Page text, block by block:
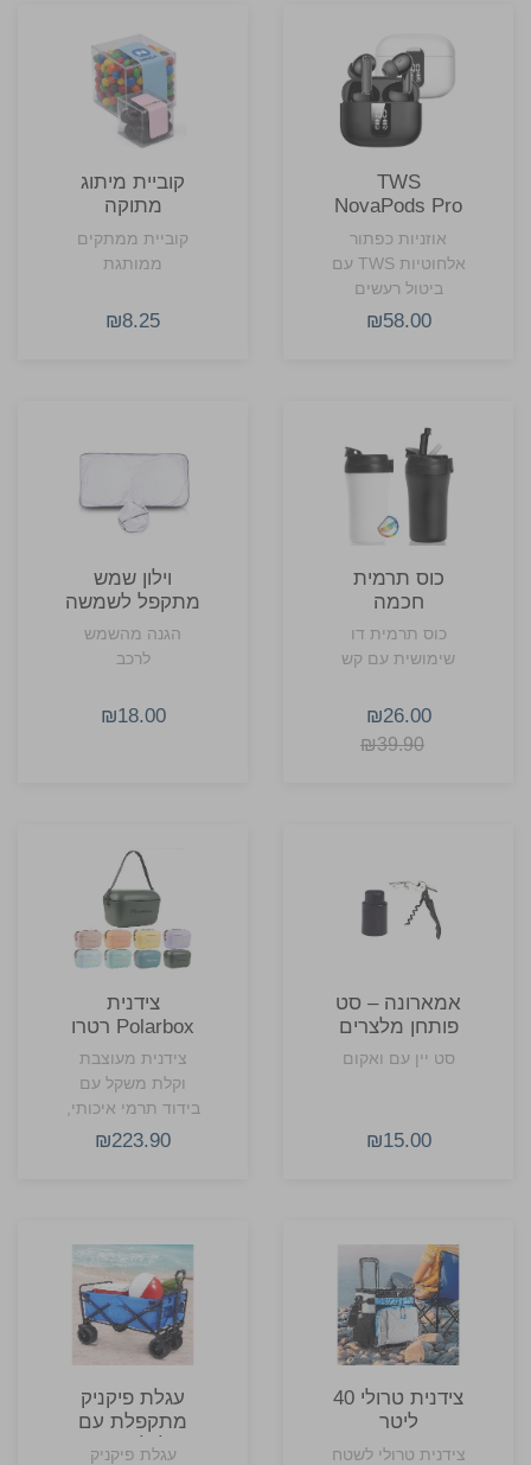
TWS
NovaPods Pro
אוזניות כפתור
אלחוטיות TWS עם
ביטול רעשים
אקטיבי, מסך
₪58.00
קוביית מיתוג
מתוקה
קוביית ממתקים
ממותגת
₪8.25
כוס תרמית
חכמה
כוס תרמית דו
שימושית עם קש
₪26.00
₪39.90
וילון שמש
מתקפל לשמשה
קדמית לרכב
הגנה מהשמש
לרכב
₪18.00
אמארונה – סט
פותחן מלצרים
ומשאבת ואקום
סט יין עם ואקום
₪15.00
צידנית
Polarbox רטרו
20 ליטר עם
רצועת עור
מתכווננת
צידנית מעוצבת
וקלת משקל עם
בידוד תרמי איכותי,
רצועת נשיאה
₪223.90
צידנית טרולי 40
ליטר
צידנית טרולי לשטח
עגלת פיקניק
מתקפלת עם
גלגלי שטח
עגלת פיקניק